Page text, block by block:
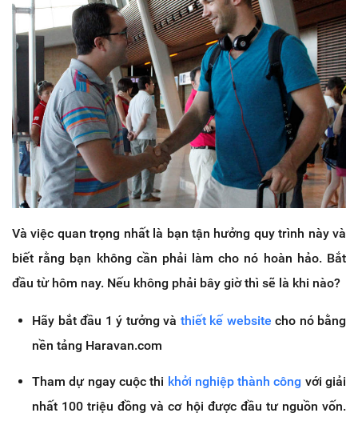
Và việc quan trọng nhất là bạn tận hưởng quy trình này và
biết rằng bạn không cần phải làm cho nó hoàn hảo. Bắt
đầu từ hôm nay. Nếu không phải bây giờ thì sẽ là khi nào?
Hãy bắt đầu 1 ý tưởng và thiết kế website cho nó bằng
nền tảng Haravan.com
Tham dự ngay cuộc thi khởi nghiệp thành công với giải
nhất 100 triệu đồng và cơ hội được đầu tư nguồn vốn.